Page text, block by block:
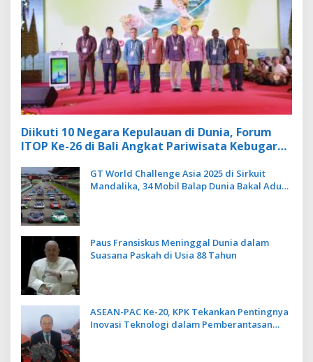
Diikuti 10 Negara Kepulauan di Dunia, Forum
ITOP Ke-26 di Bali Angkat Pariwisata Kebugaran
GT World Challenge Asia 2025 di Sirkuit
Mandalika, 34 Mobil Balap Dunia Bakal Adu
Paus Fransiskus Meninggal Dunia dalam
Suasana Paskah di Usia 88 Tahun
ASEAN-PAC Ke-20, KPK Tekankan Pentingnya
Inovasi Teknologi dalam Pemberantasan